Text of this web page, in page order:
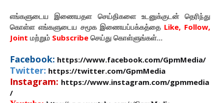
எங்களுடைய இணையதள செய்திகளை உடனுக்குடன் தெரிந்து
கொள்ள எங்களுடைய சமூக இணையப்பக்கத்தை Like, Follow,
Joint மற்றும் Subscribe செய்து கொள்ளுங்கள்...
Facebook: https://www.facebook.com/GpmMedia/
Twitter: https://twitter.com/GpmMedia
Instagram: https://www.instagram.com/gpmmedia
/